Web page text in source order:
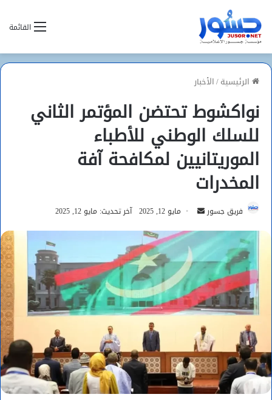
القائمة
الرئيسية/الأخبار
نواكشوط تحتضن المؤتمر الثاني
للسلك الوطني للأطباء
الموريتانيين لمكافحة آفة
المخدرات
فريق جسور
أرسل
إلكترونيا
مايو 12, 2025 آخر تحديث: مايو 12, 2025